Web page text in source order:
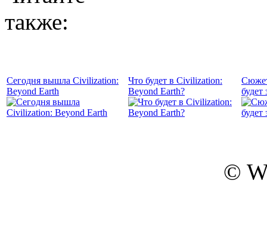
также:
Сегодня вышла Civilization:
Beyond Earth
Что будет в Civilization:
Beyond Earth?
будет
©